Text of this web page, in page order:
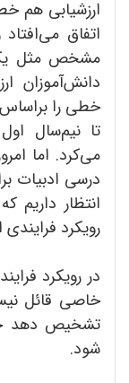
ارزشیابی هم
اتفاق
مشخص مثل یک
دانش‌آموزان
خطی را
تا نیم‌سال
می‌کرد. اما
درسی ادبیات
انتظار داریم
رویکرد فرایندی
در رویکرد
خاصی قائل
تشخیص دهد
شود.